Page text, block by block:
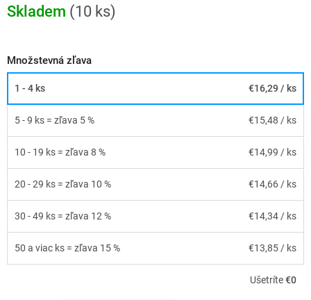
cena:
Skladem (10 ks)
Množstevná zľava
1 - 4 ks €16,29 / ks
5 - 9 ks = zľava 5 % €15,48 / ks
10 - 19 ks = zľava 8 % €14,99 / ks
20 - 29 ks = zľava 10 % €14,66/ ks
30 - 49 ks = zľava 12 % €14,34/ ks
50 a viac ks = zľava 15 % €13,85/ ks
Ušetríte€0